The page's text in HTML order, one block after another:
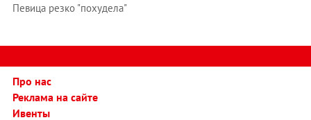
Певица резко "похудела"
Про нас
Реклама на сайте
Ивенты